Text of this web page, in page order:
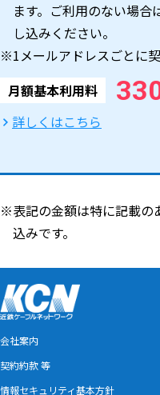
ます。ご利用のない場合
し込みください。
※1メールアドレスごとに契
月額基本利用料
詳しくはこちら
※表記の金額は特に記載の
込みです。
会社案内
契約約款 等
情報セキュリティ基本方針